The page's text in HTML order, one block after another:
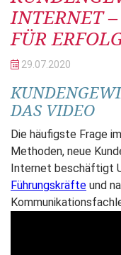
INTERNET
FÜR
29.07.2020
DAS VIDEO
Die häufigste Frage im
Methoden, neue
Internet beschäftigt
Führungskräfte und